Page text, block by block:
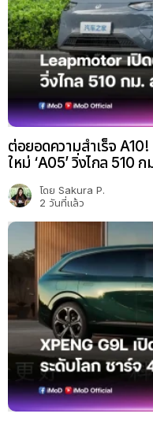
ต่อยอดความสำเร็จ
ใหม่ ‘A05’ วิ่งไกล 510
โดย Sakura P.
2 วันที่แล้ว